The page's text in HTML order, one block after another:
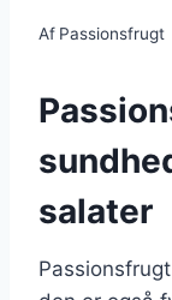
Af Passionsfrugt
salater